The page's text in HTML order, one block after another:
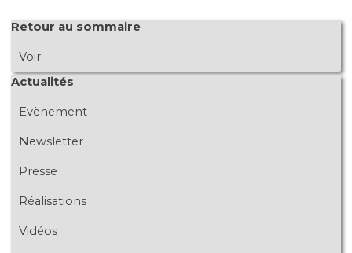
Sauter le bloc Retour au sommaire
Retour au sommaire
Voir
Sauter le bloc Actualités
Actualités
Evènement
Newsletter
Presse
Réalisations
Vidéos